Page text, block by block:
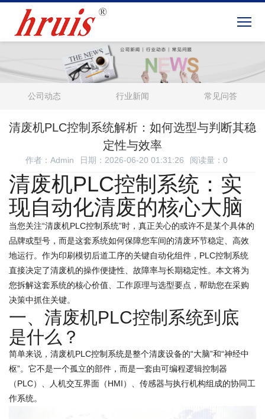
公司动态 行业新闻 常见问答
清废机PLC控制系统解析：如何选型与判断其稳
定性与效率
作者：Admin 日期：2026-06-20 01:31:26 阅读量： 0
清废机PLC控制系统：实
现自动化清废的核心大脑
当您关注“清废机PLC控制系统”时，真正关心的或许不是某个具体的
品牌或型号，而是这套系统如何保障您车间的清废环节稳定、高效
地运行。作为印刷模切后道工序的关键自动化组件，PLC控制系统
直接决定了清废机的操作便捷性、故障率与长期稳定性。本文将为
您拆解这套系统的核心价值、工作原理与选型要点，帮助您在采购
决策中抓住关键。
一、清废机PLC控制系统到底
是什么？
简单来说，清废机PLC控制系统是整个清废设备的“大脑”和“神经中
枢”。它不是一个孤立的部件，而是一套由可编程逻辑控制器
（PLC）、人机交互界面（HMI）、传感器与执行机构组成的协同工
作系统。